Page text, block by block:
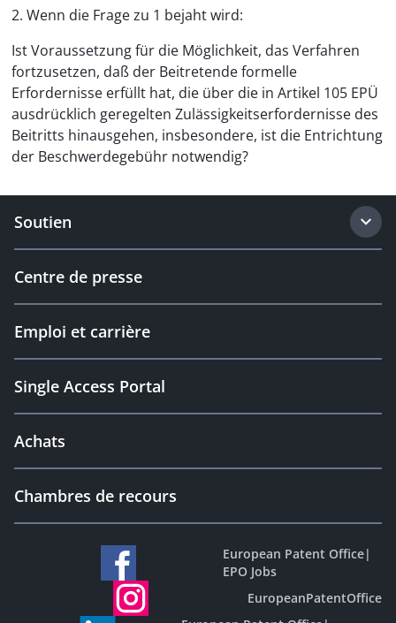
2. Wenn die Frage zu 1 bejaht wird:
Ist Voraussetzung für die Möglichkeit, das Verfahren
fortzusetzen, daß der Beitretende formelle
Erfordernisse erfüllt hat, die über die in Artikel 105 EPÜ
ausdrücklich geregelten Zulässigkeitserfordernisse des
Beitritts hinausgehen, insbesondere, ist die Entrichtung
der Beschwerdegebühr notwendig?
Soutien
Centre de presse
Emploi et carrière
Single Access Portal
Achats
Chambres de recours
European Patent Office|
EPO Jobs
EuropeanPatentOffice